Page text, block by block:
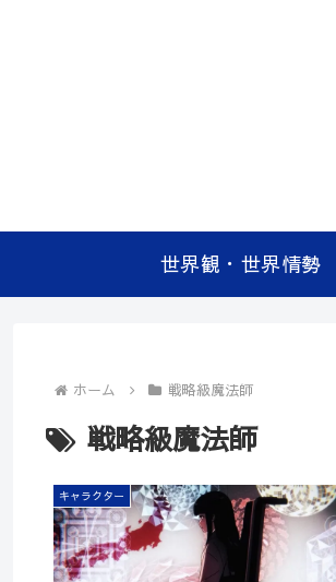
世界観・世界情勢
ホーム 戦略級魔法師
戦略級魔法師
キャラクター